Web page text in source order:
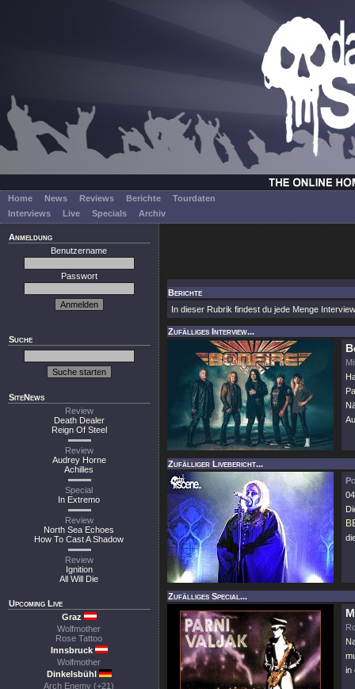
Home News Reviews Berichte
Tourdaten
Interviews
Live Specials Archiv
Anmeldung
Benutzername
Passwort
Suche
SiteNews
Review
Death Dealer
Reign Of Steel
Review
Audrey Horne
Achilles
Special
In Extremo
Review
North Sea Echoes
How To Cast A Shadow
Review
Ignition
All Will Die
Upcoming Live
Graz
Wolfmother
Rose Tattoo
Innsbruck
Wolfmother
Dinkelsbühl
Arch Enemy (+21)
Berichte
In dieser Rubrik findest du jede Menge
Zufälliges Interview...
Zufälliger Livebericht...
Zufälliges Special...
in